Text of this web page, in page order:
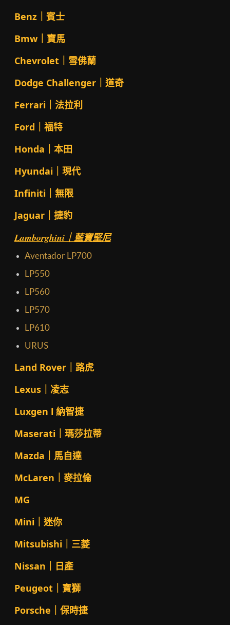
Benz｜賓士
Bmw｜寶馬
Chevrolet｜雪佛蘭
Dodge Challenger｜道奇
Ferrari｜法拉利
Ford｜福特
Honda｜本田
Hyundai｜現代
Infiniti｜無限
Jaguar｜捷豹
Lamborghini｜藍寶堅尼
Aventador LP700
LP550
LP560
LP570
LP610
URUS
Land Rover｜路虎
Lexus｜凌志
Luxgen l 納智捷
Maserati｜瑪莎拉蒂
Mazda｜馬自達
McLaren｜麥拉倫
MG
Mini｜迷你
Mitsubishi｜三菱
Nissan｜日產
Peugeot｜寶獅
Porsche｜保時捷